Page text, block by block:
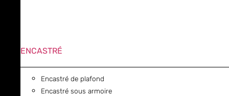
ENCASTRÉ
Encastré de plafond
Encastré sous armoire